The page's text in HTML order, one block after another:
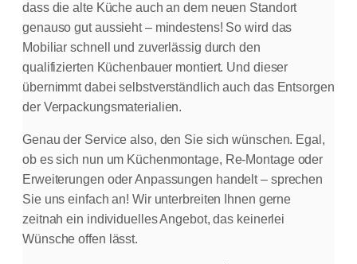
dass die alte Küche auch an dem neuen Standort
genauso gut aussieht – mindestens! So wird das
Mobiliar schnell und zuverlässig durch den
qualifizierten Küchenbauer montiert. Und dieser
übernimmt dabei selbstverständlich auch das Entsorgen
der Verpackungsmaterialien.
Genau der Service also, den Sie sich wünschen. Egal,
ob es sich nun um Küchenmontage, Re-Montage oder
Erweiterungen oder Anpassungen handelt – sprechen
Sie uns einfach an! Wir unterbreiten Ihnen gerne
zeitnah ein individuelles Angebot, das keinerlei
Wünsche offen lässt.